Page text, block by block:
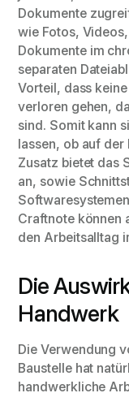
Dokumente
wie Fotos,
Dokumente im
separaten
Vorteil, dass
verloren gehen,
sind. Somit kann
lassen, ob auf der
Zusatz bietet das
an, sowie
Craftnote können
den Arbeitsalltag
Die
Handwerk
Die Verwendung
Baustelle hat
handwerkliche